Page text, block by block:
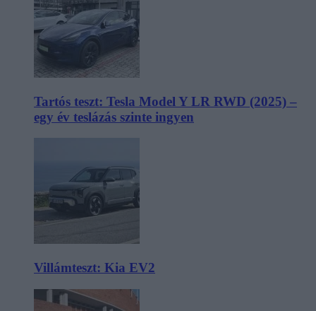
Tartós teszt: Tesla Model Y LR RWD (2025) –
egy év teslázás szinte ingyen
Villámteszt: Kia EV2